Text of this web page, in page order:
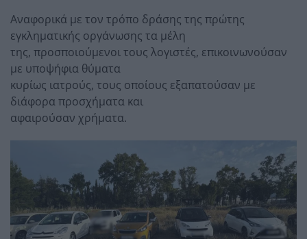
Αναφορικά με τον τρόπο δράσης της πρώτης
εγκληματικής οργάνωσης τα μέλη
της, προσποιούμενοι τους λογιστές, επικοινωνούσαν
με υποψήφια θύματα
κυρίως ιατρούς, τους οποίους εξαπατούσαν με
διάφορα προσχήματα και
αφαιρούσαν χρήματα.